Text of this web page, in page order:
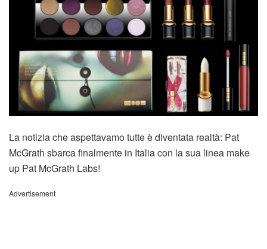
La notizia che aspettavamo tutte è diventata realtà: Pat
McGrath sbarca finalmente in Italia con la sua linea make
up Pat McGrath Labs!
Advertisement